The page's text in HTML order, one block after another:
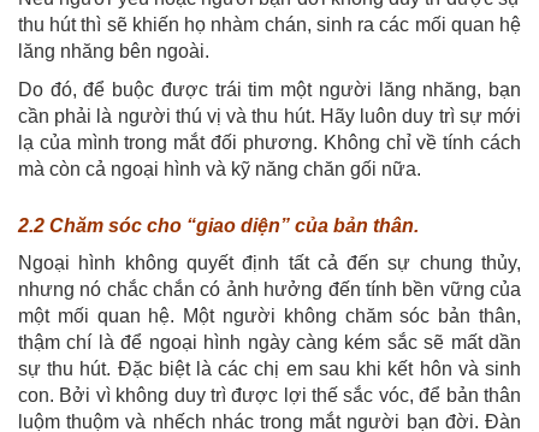
thu hút thì sẽ khiến họ nhàm chán, sinh ra các mối quan hệ
lăng nhăng bên ngoài.
Do đó, để buộc được trái tim một người lăng nhăng, bạn
cần phải là người thú vị và thu hút. Hãy luôn duy trì sự mới
lạ của mình trong mắt đối phương. Không chỉ về tính cách
mà còn cả ngoại hình và kỹ năng chăn gối nữa.
2.2 Chăm sóc cho “giao diện” của bản thân.
Ngoại hình không quyết định tất cả đến sự chung thủy,
nhưng nó chắc chắn có ảnh hưởng đến tính bền vững của
một mối quan hệ. Một người không chăm sóc bản thân,
thậm chí là để ngoại hình ngày càng kém sắc sẽ mất dần
sự thu hút. Đặc biệt là các chị em sau khi kết hôn và sinh
con. Bởi vì không duy trì được lợi thế sắc vóc, để bản thân
luộm thuộm và nhếch nhác trong mắt người bạn đời. Đàn